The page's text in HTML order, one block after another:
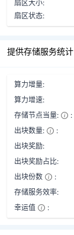
扇区大小:
扇区状态:
提供存储服务统计
算力增量:
算力增速:
存储节点当量:
:
出块数量:
:
出块奖励:
出块奖励占比:
出块份数
:
存储服务效率:
幸运值
: